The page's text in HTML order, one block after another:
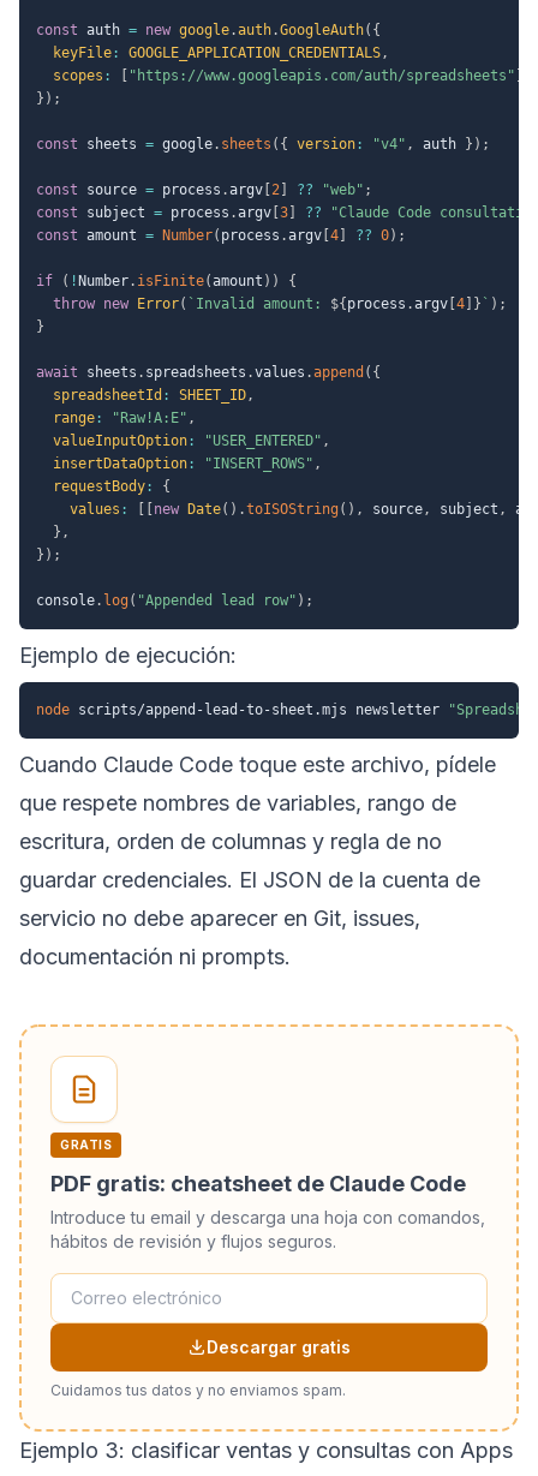
const auth = new google.auth.GoogleAuth( {
keyFile : GOOGLE_APPLICATION_CREDENTIALS,
scopes : "https://www.googleapis.com/auth/spreadsheets"
} ) ;
const sheets = google. sheets ( { version : "v4" , auth } ) ;
const source = process .argv 2 ?? "web" ;
const subject = process .argv 3 ??
"Claude Code
const amount = Number( process .argv 4 ?? 0) ;
if ( ! Number. isFinite(amount ) )
{
throw new Error( ` Invalid amount: ${ process .argv 4 } ` ) ;
}
await sheets . spreadsheets .values .append ( {
spreadsheetId : SHEET_ID,
range : "Raw!A:E" ,
valueInputOption : "USER_ENTERED" ,
insertDataOption : "INSERT_ROWS" ,
requestBody :
{
values : new Date( ) .toISOString ( ) , source, subject ,
} ,
} ) ;
console. log ( "Appended lead row" ) ;
Ejemplo de ejecución:
node scripts/append-lead-to-sheet.mjs newsletter
Cuando Claude Code toque este archivo, pídele
que respete nombres de variables, rango de
escritura, orden de columnas y regla de no
guardar credenciales. El JSON de la cuenta de
servicio no debe aparecer en Git, issues,
documentación ni prompts.
GRATIS
PDF gratis: cheatsheet de Claude Code
Introduce tu email y descarga una hoja con comandos,
hábitos de revisión y flujos seguros.
Descargar gratis
Cuidamos tus datos y no enviamos spam.
Ejemplo 3: clasificar ventas y consultas con Apps